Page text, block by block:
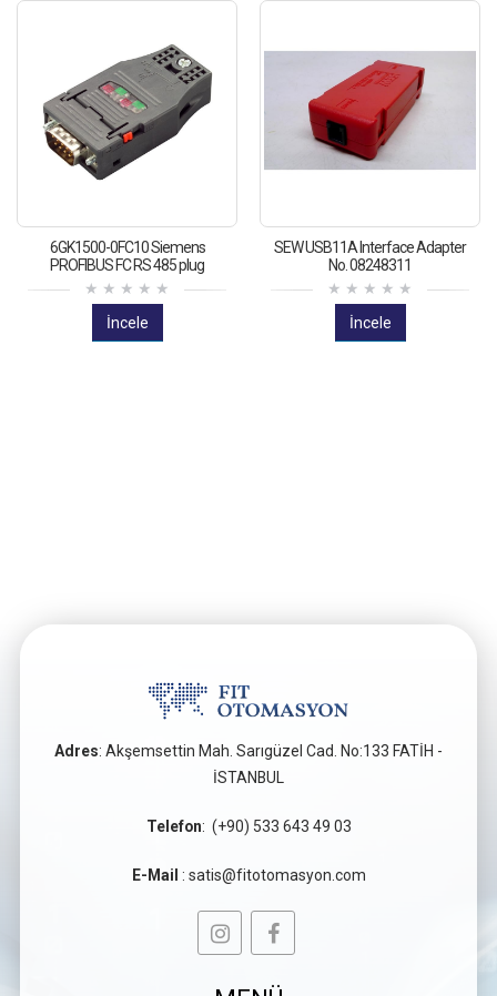
6GK1500-0FC10 Siemens
PROFIBUS FC RS 485 plug
İncele
SEW USB11A Interface Adapter
No. 08248311
İncele
Adres: Akşemsettin Mah. Sarıgüzel Cad. No:133 FATİH -
İSTANBUL
Telefon: (+90) 533 643 49 03
E-Mail : satis@fitotomasyon.com